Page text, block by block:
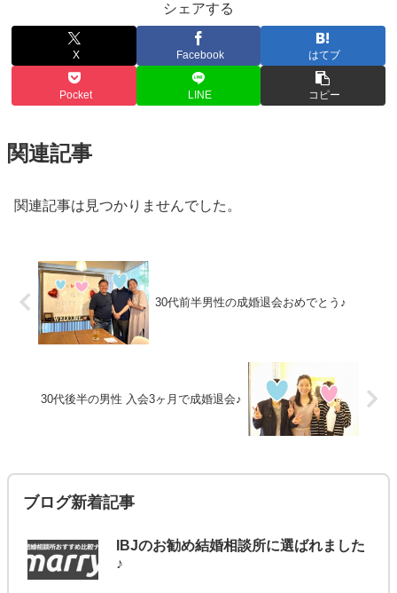
シェアする
X Facebook はてブ
Pocket LINE コピー
関連記事
関連記事は見つかりませんでした。
30代前半男性の成婚退会おめでとう♪
30代後半の男性 入会3ヶ月で成婚退会♪
ブログ新着記事
IBJのお勧め結婚相談所に選ばれました
♪